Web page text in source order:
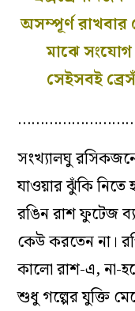
অসম্পূর্ণ
মাঝে সংযোগ
সেইসবই
সংখ্যালঘু
যাওয়ার ঝুঁকি নিতে
রঙিন রাশ ফুটেজ
কেউ করতেন না।
কালো রাশ-এ, না-
শুধু গল্পের যুক্তি